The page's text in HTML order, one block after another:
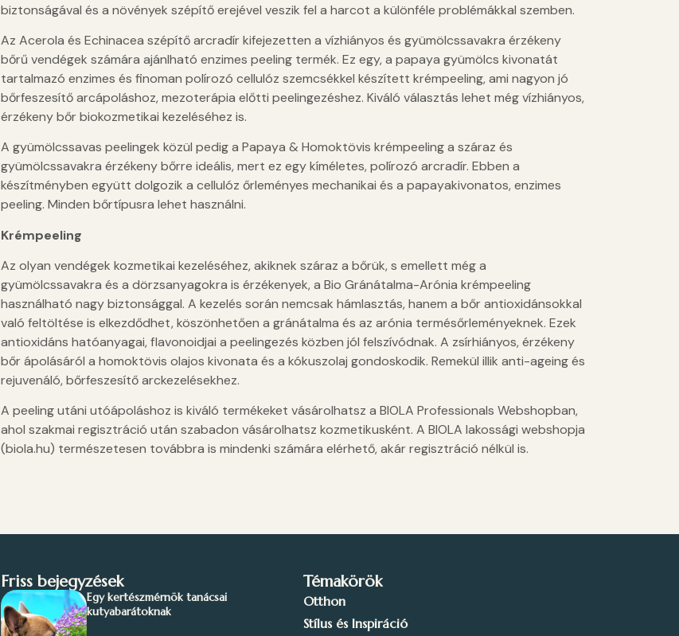
biztonságával és a növények szépítő erejével veszik fel a harcot a különféle problémákkal szemben.
Az Acerola és Echinacea szépítő arcradír kifejezetten a vízhiányos és gyümölcssavakra érzékeny
bőrű vendégek számára ajánlható enzimes peeling termék. Ez egy, a papaya gyümölcs kivonatát
tartalmazó enzimes és finoman polírozó cellulóz szemcsékkel készített krémpeeling, ami nagyon jó
bőrfeszesítő arcápoláshoz, mezoterápia előtti peelingezéshez. Kiváló választás lehet még vízhiányos,
érzékeny bőr biokozmetikai kezeléséhez is.
A gyümölcssavas peelingek közül pedig a Papaya & Homoktövis krémpeeling a száraz és
gyümölcssavakra érzékeny bőrre ideális, mert ez egy kíméletes, polírozó arcradír. Ebben a
készítményben együtt dolgozik a cellulóz őrleményes mechanikai és a papayakivonatos, enzimes
peeling. Minden bőrtípusra lehet használni.
Krémpeeling
Az olyan vendégek kozmetikai kezeléséhez, akiknek száraz a bőrük, s emellett még a
gyümölcssavakra és a dörzsanyagokra is érzékenyek, a Bio Gránátalma-Arónia krémpeeling
használható nagy biztonsággal. A kezelés során nemcsak hámlasztás, hanem a bőr antioxidánsokkal
való feltöltése is elkezdődhet, köszönhetően a gránátalma és az arónia termésőrleményeknek. Ezek
antioxidáns hatóanyagai, flavonoidjai a peelingezés közben jól felszívódnak. A zsírhiányos, érzékeny
bőr ápolásáról a homoktövis olajos kivonata és a kókuszolaj gondoskodik. Remekül illik anti-ageing és
rejuvenáló, bőrfeszesítő arckezelésekhez.
A peeling utáni utóápoláshoz is kiváló termékeket vásárolhatsz a BIOLA Professionals Webshopban,
ahol szakmai regisztráció után szabadon vásárolhatsz kozmetikusként. A BIOLA lakossági webshopja
(biola.hu) természetesen továbbra is mindenki számára elérhető, akár regisztráció nélkül is.
Friss bejegyzések
Egy kertészmérnök tanácsai
kutyabarátoknak
Témakörök
Otthon
Stílus és Inspiráció